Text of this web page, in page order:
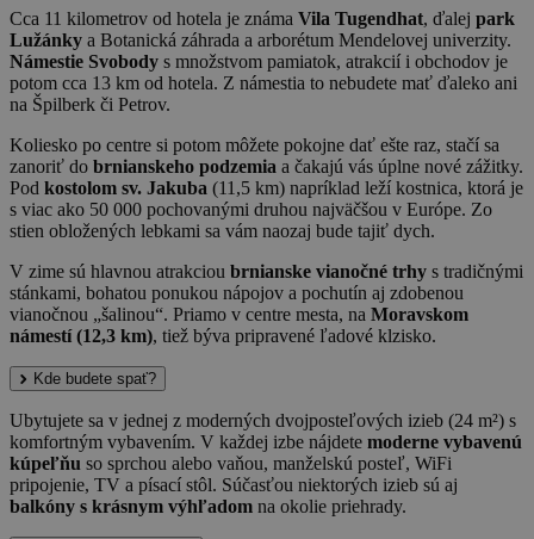
Cca 11 kilometrov od hotela je známa Vila Tugendhat, ďalej park
Lužánky a Botanická záhrada a arborétum Mendelovej univerzity.
Námestie Svobody s množstvom pamiatok, atrakcií i obchodov je
potom cca 13 km od hotela. Z námestia to nebudete mať ďaleko ani
na Špilberk či Petrov.
Koliesko po centre si potom môžete pokojne dať ešte raz, stačí sa
zanoriť do brnianskeho podzemia a čakajú vás úplne nové zážitky.
Pod kostolom sv. Jakuba (11,5 km) napríklad leží kostnica, ktorá je
s viac ako 50 000 pochovanými druhou najväčšou v Európe. Zo
stien obložených lebkami sa vám naozaj bude tajiť dych.
V zime sú hlavnou atrakciou brnianske vianočné trhy s tradičnými
stánkami, bohatou ponukou nápojov a pochutín aj zdobenou
vianočnou „šalinou“. Priamo v centre mesta, na Moravskom
námestí (12,3 km), tiež býva pripravené ľadové klzisko.
Kde budete spať?
Ubytujete sa v jednej z moderných dvojposteľových izieb (24 m²) s
komfortným vybavením. V každej izbe nájdete moderne vybavenú
kúpeľňu so sprchou alebo vaňou, manželskú posteľ, WiFi
pripojenie, TV a písací stôl. Súčasťou niektorých izieb sú aj
balkóny s krásnym výhľadom na okolie priehrady.